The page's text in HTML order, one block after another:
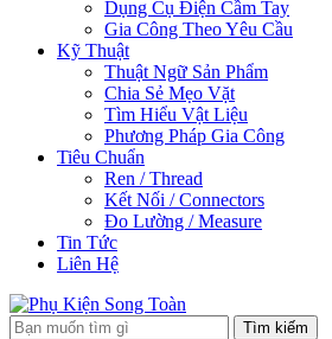
Dụng Cụ Điện Cầm Tay
Gia Công Theo Yêu Cầu
Kỹ Thuật
Thuật Ngữ Sản Phẩm
Chia Sẻ Mẹo Vặt
Tìm Hiểu Vật Liệu
Phương Pháp Gia Công
Tiêu Chuẩn
Ren / Thread
Kết Nối / Connectors
Đo Lường / Measure
Tin Tức
Liên Hệ
Tìm kiếm